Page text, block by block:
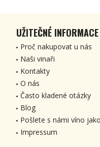
UŽITEČNÉ INFORMACE
Proč nakupovat u nás
Naši vinaři
Kontakty
O nás
Často kladené otázky
Blog
Pošlete s námi víno
Impressum